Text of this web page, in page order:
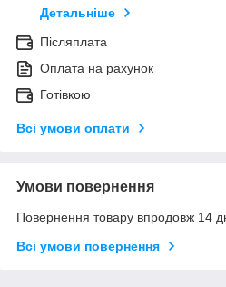
Детальніше
Післяплата
Оплата на рахунок
Готівкою
Всі умови оплати
Умови повернення
Повернення товару впродовж 14
Всі умови повернення